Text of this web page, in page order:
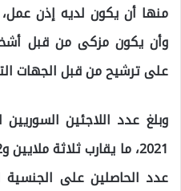
منها أن يكون لديه إذن عمل،
وأن يكون مزكى من قبل
على ترشيح من قبل الجهات
وبلغ عدد اللاجئين
عدد الحاصلين على الجنسية